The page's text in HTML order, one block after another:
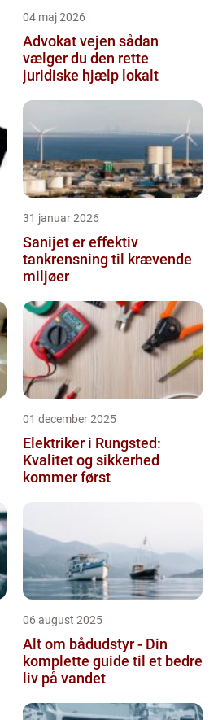
04 maj 2026
Advokat vejen sådan
vælger du den rette
juridiske hjælp lokalt
31 januar 2026
Sanijet er effektiv
tankrensning til krævende
miljøer
01 december 2025
Elektriker i Rungsted:
Kvalitet og sikkerhed
kommer først
06 august 2025
Alt om bådudstyr - Din
komplette guide til et bedre
liv på vandet